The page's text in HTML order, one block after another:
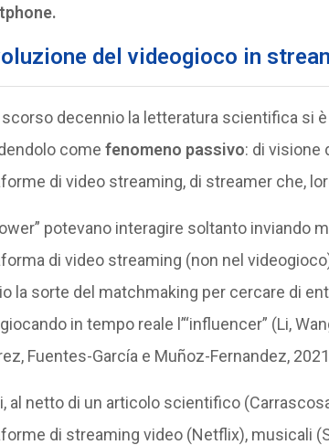
del videogioco in
decennio la letteratura scientifica si è
come fenomeno passivo: di visione
di video streaming, di streamer che,
potevano interagire soltanto inviando
di video streaming (non nel
la sorte del matchmaking per cercare di
in tempo reale l’“influencer” (Li,
Fuentes-García e Muñoz-Fernandez,
al netto di un articolo scientifico
di streaming video (Netflix), musicali